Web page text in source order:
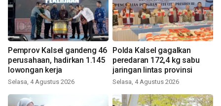
Pemprov Kalsel gandeng 46
perusahaan, hadirkan 1.145
lowongan kerja
Selasa, 4 Agustus 2026
Polda Kalsel gagalkan
peredaran 172,4 kg sabu
jaringan lintas provinsi
Selasa, 4 Agustus 2026